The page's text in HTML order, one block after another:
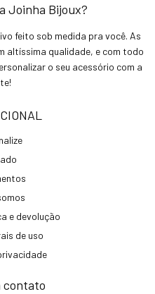
Joinha Bijoux?
feito sob medida pra você. As
altíssima qualidade, e com todo
o seu acessório com a
e devolução
de uso
contato